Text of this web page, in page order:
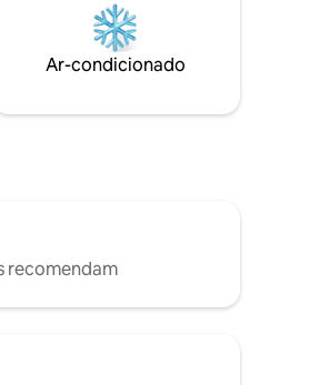
casa ecológica a poucos
distância. Desfrute de uma
marshmallows sob as luzes do
a energia solar. A 20
lojas e muito mais.
Ar-condicionado
recomendam